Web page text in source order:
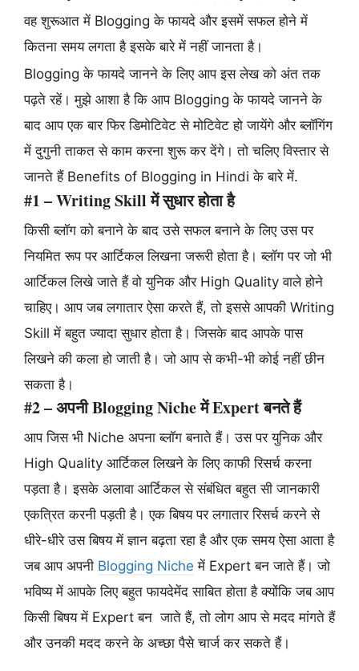
वह शुरूआत में Blogging के फायदे और इसमें सफल होने में
कितना समय लगता है इसके बारे में नहीं जानता है।
Blogging के फायदे जानने के लिए आप इस लेख को अंत तक
पढ़ते रहें। मुझे आशा है कि आप Blogging के फायदे जानने के
बाद आप एक बार फिर डिमोटिवेट से मोटिवेट हो जायेंगे और ब्लॉगिंग
में दुगुनी ताकत से काम करना शुरू कर देंगे। तो चलिए विस्तार से
जानते हैं Benefits of Blogging in Hindi के बारे में.
#1 – Writing Skill में सुधार होता है
किसी ब्लॉग को बनाने के बाद उसे सफल बनाने के लिए उस पर
नियमित रूप पर आर्टिकल लिखना जरूरी होता है। ब्लॉग पर जो भी
आर्टिकल लिखे जाते हैं वो युनिक और High Quality वाले होने
चाहिए। आप जब लगातार ऐसा करते हैं, तो इससे आपकी Writing
Skill में बहुत ज्यादा सुधार होता है। जिसके बाद आपके पास
लिखने की कला हो जाती है। जो आप से कभी-भी कोई नहीं छीन
सकता है।
#2 – अपनी Blogging Niche में Expert बनते हैं
आप जिस भी Niche अपना ब्लॉग बनाते हैं। उस पर युनिक और
High Quality आर्टिकल लिखने के लिए काफी रिसर्च करना
पड़ता है। इसके अलावा आर्टिकल से संबंधित बहुत सी जानकारी
एकत्रित करनी पड़ती है। एक बिषय पर लगातार रिसर्च करने से
धीरे-धीरे उस बिषय में ज्ञान बढ़ता रहा है और एक समय ऐसा आता है
जब आप अपनी Blogging Niche में Expert बन जाते हैं। जो
भविष्य में आपके लिए बहुत फायदेमेंद साबित होता है क्योंकि जब आप
किसी बिषय में Expert बन जाते हैं, तो लोग आप से मदद मांगते हैं
और उनकी मदद करने के अच्छा पैसे चार्ज कर सकते हैं।